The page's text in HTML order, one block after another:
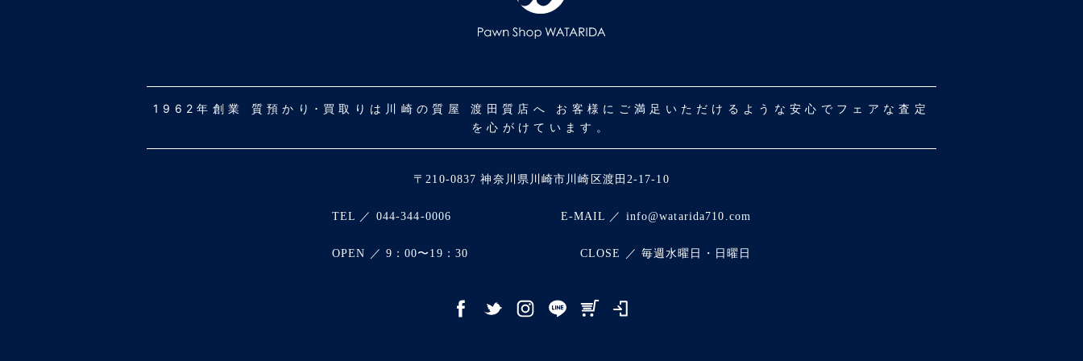
1962年創業 質預かり･買取りは川崎の質屋 渡田質店へ お客様にご満足いただけるような安心でフェアな査定
を心がけています。
〒210-0837 神奈川県川崎市川崎区渡田2-17-10
TEL ／ 044-344-0006 E-MAIL ／ info@watarida710.com
OPEN ／ 9：00〜19：30 CLOSE ／ 毎週水曜日・日曜日